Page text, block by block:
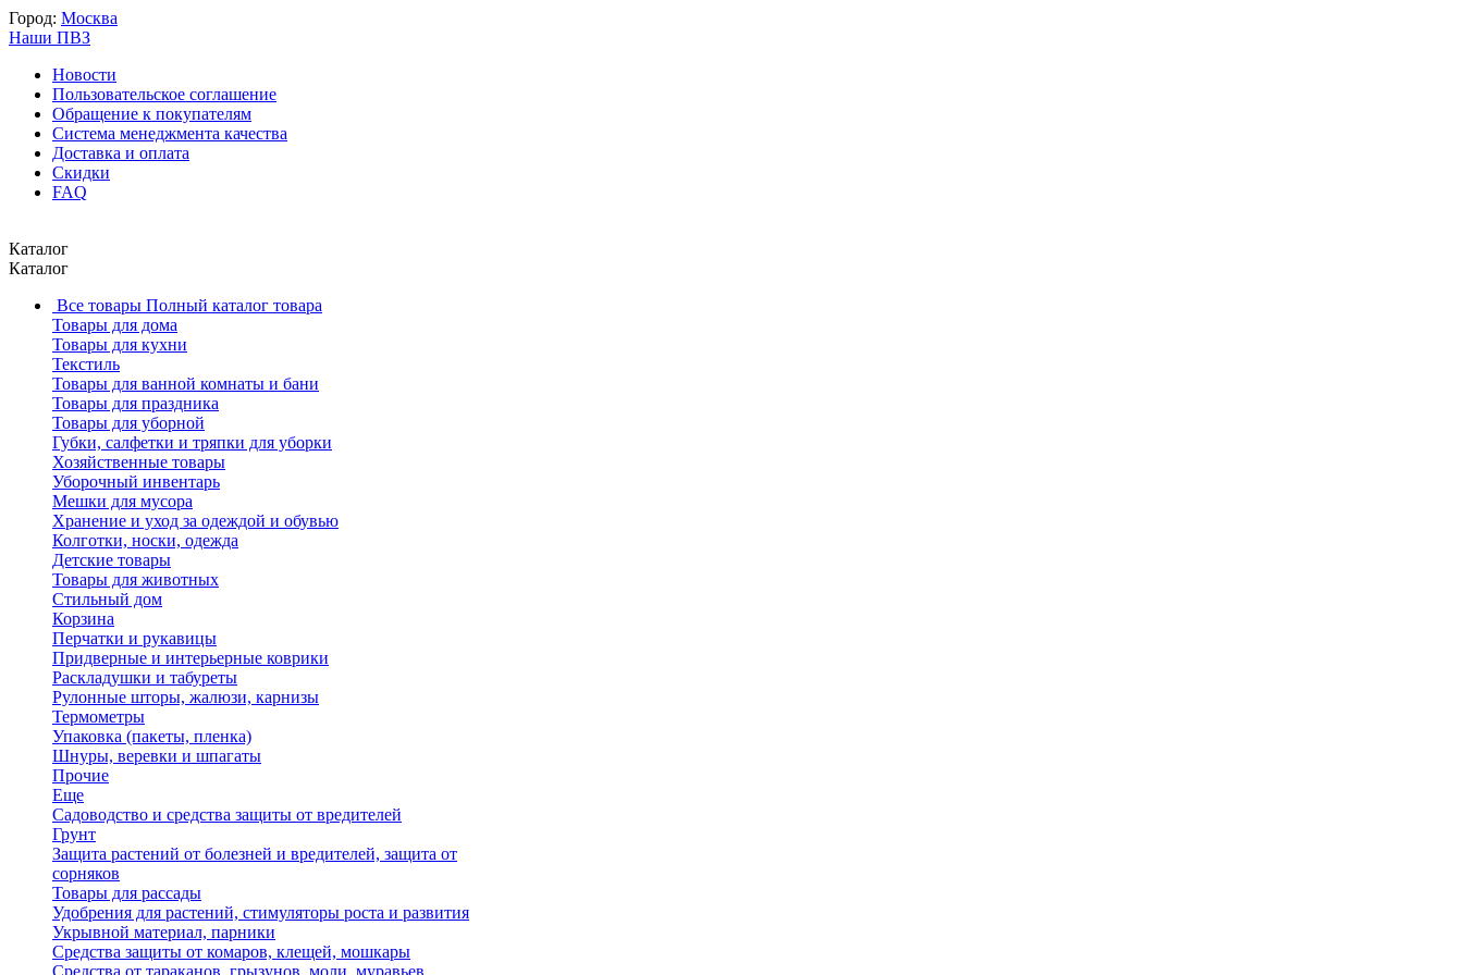
Город: Москва
Наши ПВЗ
Новости
Пользовательское соглашение
Обращение к покупателям
Система менеджмента качества
Доставка и оплата
Скидки
FAQ
Каталог
Каталог
Все товары Полный каталог товара
Товары для дома
Товары для кухни
Текстиль
Товары для ванной комнаты и бани
Товары для праздника
Товары для уборной
Губки, салфетки и тряпки для уборки
Хозяйственные товары
Уборочный инвентарь
Мешки для мусора
Хранение и уход за одеждой и обувью
Колготки, носки, одежда
Детские товары
Товары для животных
Стильный дом
Корзина
Перчатки и рукавицы
Придверные и интерьерные коврики
Раскладушки и табуреты
Рулонные шторы, жалюзи, карнизы
Термометры
Упаковка (пакеты, пленка)
Шнуры, веревки и шпагаты
Прочие
Еще
Садоводство и средства защиты от вредителей
Грунт
Защита растений от болезней и вредителей, защита от
сорняков
Товары для рассады
Удобрения для растений, стимуляторы роста и развития
Укрывной материал, парники
Средства защиты от комаров, клещей, мошкары
Средства от тараканов, грызунов, моли, муравьев